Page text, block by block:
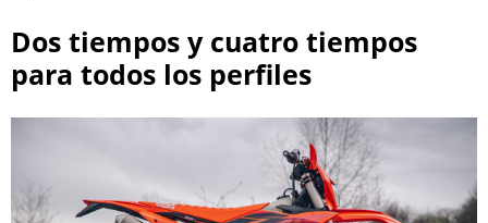
Dos tiempos y cuatro tiempos
para todos los perfiles